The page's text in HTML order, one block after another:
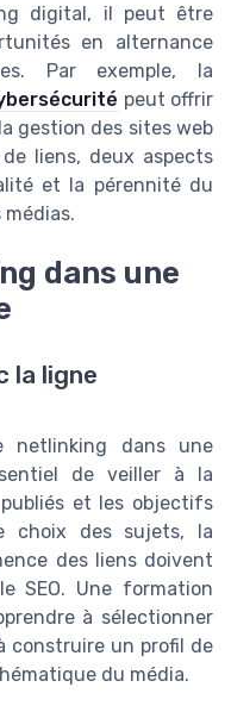
digital, il peut être
en alternance
Par exemple, la
peut offrir
gestion des sites web
liens, deux aspects
et la pérennité du
dans une
la ligne
netlinking dans une
de veiller à la
et les objectifs
choix des sujets, la
des liens doivent
SEO. Une formation
à sélectionner
construire un profil de
du média.